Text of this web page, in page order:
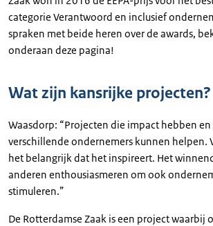
categorie Verantwoord en inclusief
spraken met beide heren over de awards,
onderaan deze pagina!
Wat zijn kansrijke projecten?
Waasdorp: “Projecten die impact hebben en
verschillende ondernemers kunnen helpen.
het belangrijk dat het inspireert. Het
anderen enthousiasmeren om ook
stimuleren.”
De Rotterdamse Zaak is een project waarbij